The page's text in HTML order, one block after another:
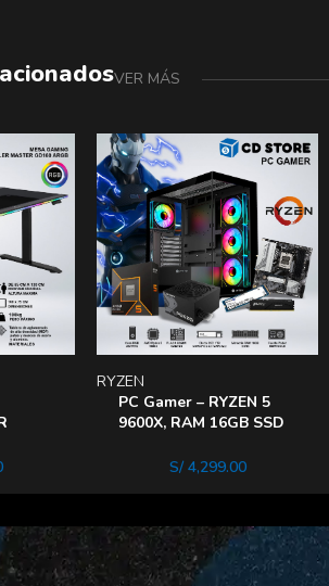
VER MÁS
PC Gamer – RYZEN 5
9600X, RAM 16GB SSD
GOLD 650W
RYZEN
S/4,299.00